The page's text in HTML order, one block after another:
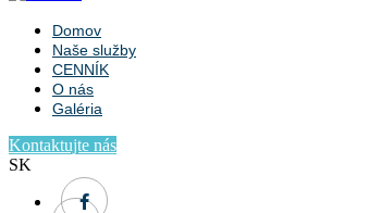
Domov
Naše služby
CENNÍK
O nás
Galéria
Kontaktujte nás
SK